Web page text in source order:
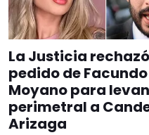
La Justicia
pedido de Facundo
Moyano para
perimetral a
Arizaga